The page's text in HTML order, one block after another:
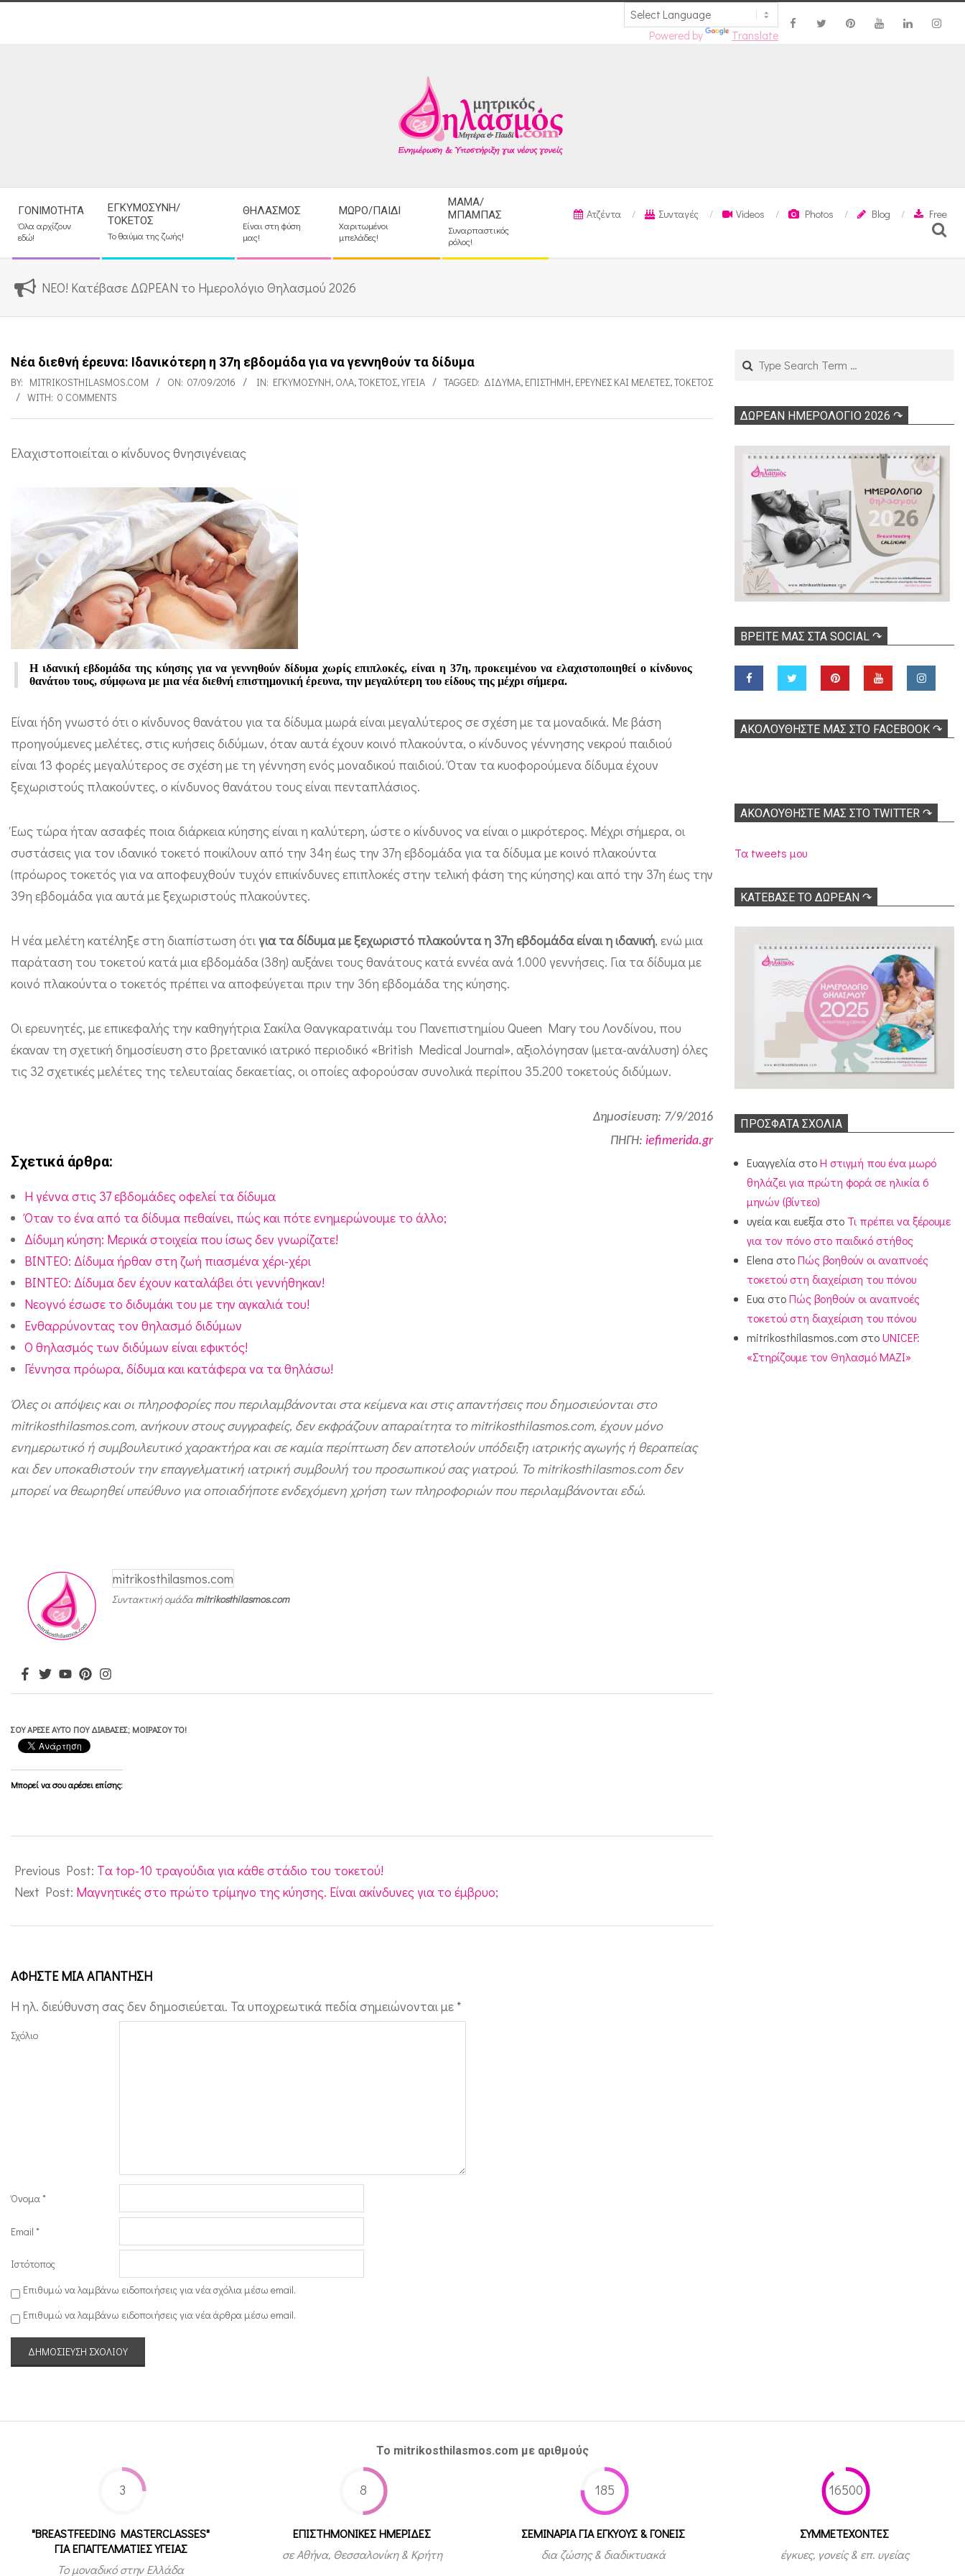
Powered by Translate
Navigation
Menu
ΓΟΝΙΜΌΤΗΤΑ
Όλα αρχίζουν
εδώ!
ΕΓΚΥΜΟΣΎΝΗ/
ΤΟΚΕΤΌΣ
Το θαύμα της ζωής!
ΘΗΛΑΣΜΌΣ
Είναι στη φύση
μας!
ΜΩΡΌ/ΠΑΙΔΊ
Χαριτωμένοι
μπελάδες!
ΜΑΜΆ/
ΜΠΑΜΠΆΣ
Συναρπαστικός
ρόλος!
Ατζέντα Συνταγές Videos Photos Blog
Free
Search
ΝΕΟ! Κατέβασε ΔΩΡΕΑΝ το Ημερολόγιο Θηλασμού 2026
Νέα διεθνή έρευνα: Ιδανικότερη η 37η εβδομάδα για να γεννηθούν τα δίδυμα
BY: MITRIKOSTHILASMOS.COM ON: 07/09/2016 IN: ΕΓΚΥΜΟΣΎΝΗ, ΌΛΑ,ΤΟΚΕΤΌΣ,ΥΓΕΊΑ TAGGED: ΔΊΔΥΜΑ, ΕΠΙΣΤΉΜΗ, ΕΡΕΥΝΕΣ ΚΑΙ ΜΕΛΈΤΕΣ,ΤΟΚΕΤΌΣ
WITH: 0 COMMENTS
δ
ι
ε
θ
ή
ε
υ
ν
α
Ι
δ
α
ι
ό
ε
ρ
η
η
μ
ά
δ
α
γ
α
ν
τ
δ
δ
Ελαχιστοποιείται ο κίνδυνος θνησιγένειας
Η ιδανική εβδομάδα της κύησης για να γεννηθούν δίδυμα χωρίς επιπλοκές, είναι η 37η, προκειμένου να ελαχιστοποιηθεί ο κίνδυνος
θανάτου τους, σύμφωνα με μια νέα διεθνή επιστημονική έρευνα, την μεγαλύτερη του είδους της μέχρι σήμερα.
Είναι ήδη γνωστό ότι ο κίνδυνος θανάτου για τα δίδυμα μωρά είναι μεγαλύτερος σε σχέση με τα μοναδικά. Με βάση
προηγούμενες μελέτες, στις κυήσεις διδύμων, όταν αυτά έχουν κοινό πλακούντα, ο κίνδυνος γέννησης νεκρού παιδιού
είναι 13 φορές μεγαλύτερος σε σχέση με τη γέννηση ενός μοναδικού παιδιού. Όταν τα κυοφορούμενα δίδυμα έχουν
ξεχωριστούς πλακούντες, ο κίνδυνος θανάτου τους είναι πενταπλάσιος.
Έως τώρα ήταν ασαφές ποια διάρκεια κύησης είναι η καλύτερη, ώστε ο κίνδυνος να είναι ο μικρότερος. Μέχρι σήμερα, οι
συστάσεις για τον ιδανικό τοκετό ποικίλουν από την 34η έως την 37η εβδομάδα για τα δίδυμα με κοινό πλακούντα
(πρόωρος τοκετός για να αποφευχθούν τυχόν επικίνδυνες επιπλοκές στην τελική φάση της κύησης) και από την 37η έως την
39η εβδομάδα για αυτά με ξεχωριστούς πλακούντες.
Η νέα μελέτη κατέληξε στη διαπίστωση ότιγια τα δίδυμα με ξεχωριστό πλακούντα η 37η εβδομάδα είναι η ιδανική, ενώ μια
παράταση του τοκετού κατά μια εβδομάδα (38η) αυξάνει τους θανάτους κατά εννέα ανά 1.000 γεννήσεις. Για τα δίδυμα με
κοινό πλακούντα ο τοκετός πρέπει να αποφεύγεται πριν την 36η εβδομάδα της κύησης.
Οι ερευνητές, με επικεφαλής την καθηγήτρια Σακίλα Θανγκαρατινάμ του Πανεπιστημίου Queen Mary του Λονδίνου, που
έκαναν τη σχετική δημοσίευση στο βρετανικό ιατρικό περιοδικό «British Medical Journal», αξιολόγησαν (μετα-ανάλυση) όλες
τις 32 σχετικές μελέτες της τελευταίας δεκαετίας, οι οποίες αφορούσαν συνολικά περίπου 35.200 τοκετούς διδύμων.
Δημοσίευση: 7/9/2016
ΠΗΓΗ: iefimerida.gr
Σχετικά άρθρα:
H γέννα στις 37 εβδομάδες οφελεί τα δίδυμα
Όταν το ένα από τα δίδυμα πεθαίνει, πώς και πότε ενημερώνουμε το άλλο;
Δίδυμη κύηση: Μερικά στοιχεία που ίσως δεν γνωρίζατε!
ΒΙΝΤΕΟ: Δίδυμα ήρθαν στη ζωή πιασμένα χέρι-χέρι
ΒΙΝΤΕΟ: Δίδυμα δεν έχουν καταλάβει ότι γεννήθηκαν!
Νεογνό έσωσε το διδυμάκι του με την αγκαλιά του!
Ενθαρρύνοντας τον θηλασμό διδύμων
Ο θηλασμός των διδύμων είναι εφικτός!
Γέννησα πρόωρα, δίδυμα και κατάφερα να τα θηλάσω!
Όλες οι απόψεις και οι πληροφορίες που περιλαμβάνονται στα κείμενα και στις απαντήσεις που δημοσιεύονται στο
mitrikosthilasmos.com, ανήκουν στους συγγραφείς, δεν εκφράζουν απαραίτητα το mitrikosthilasmos.com, έχουν μόνο
ενημερωτικό ή συμβουλευτικό χαρακτήρα και σε καμία περίπτωση δεν αποτελούν υπόδειξη ιατρικής αγωγής ή θεραπείας
και δεν υποκαθιστούν την επαγγελματική ιατρική συμβουλή του προσωπικού σας γιατρού. Το mitrikosthilasmos.com δεν
μπορεί να θεωρηθεί υπεύθυνο για οποιαδήποτε ενδεχόμενη χρήση των πληροφοριών που περιλαμβάνονται εδώ.
mitrikosthilasmos.com
Συντακτική ομάδαmitrikosthilasmos.com
ΣΟΥ ΆΡΕΣΕ ΑΥΤΌ ΠΟΥ ΔΙΆΒΑΣΕΣ; ΜΟΙΡΆΣΟΥ ΤΟ!
Μπορεί να σου αρέσει επίσης:
09-
07
Previous Post: Tα top-10 τραγούδια για κάθε στάδιο του τοκετού!
Next Post: Μαγνητικές στο πρώτο τρίμηνο της κύησης. Είναι ακίνδυνες για το έμβρυο;
ΑΦΉΣΤΕ ΜΙΑ ΑΠΆΝΤΗΣΗ
Η ηλ. διεύθυνση σας δεν δημοσιεύεται. Τα υποχρεωτικά πεδία σημειώνονται με *
Σχόλιο
Όνομα*
Email *
Ιστότοπος
Επιθυμώ να λαμβάνω ειδοποιήσεις για νέα σχόλια μέσω email.
Επιθυμώ να λαμβάνω ειδοποιήσεις για νέα άρθρα μέσω email.
Search
ΔΩΡΕΑΝ ΗΜΕΡΟΛΟΓΙΟ 2026 ↷
ΒΡΕΊΤΕ ΜΑΣ ΣΤΑ SOCIAL ↷
ΑΚΟΛOΥΘΉΣΤΕ ΜΑΣ ΣΤΟ FACEBOOK ↷
ΑΚΟΛΟΥΘΉΣΤΕ ΜΑΣ ΣΤΟ TWITTER ↷
Τα tweets μου
ΚΑΤΕΒΑΣΕ ΤΟ ΔΩΡΕΑΝ ↷
ΠΡΌΣΦΑΤΑ ΣΧΌΛΙΑ
Ευαγγελία στοΗ στιγμή που ένα μωρό
θηλάζει για πρώτη φορά σε ηλικία 6
μηνών (βίντεο)
υγεία και ευεξία στο Τι πρέπει να ξέρουμε
για τον πόνο στο παιδικό στήθος
Elena στοΠώς βοηθούν οι αναπνοές
τοκετού στη διαχείριση του πόνου
Ευα στοΠώς βοηθούν οι αναπνοές
τοκετού στη διαχείριση του πόνου
mitrikosthilasmos.com στοUNICEF:
«Στηρίζουμε τον Θηλασμό ΜΑΖΙ»
Το mitrikosthilasmos.com με αριθμούς
3
"BREASTFEEDING MASTERCLASSES"
ΓΙΑ ΕΠΑΓΓΕΛΜΑΤΙΕΣ ΥΓΕΙΑΣ
Το μοναδικό στην Ελλάδα
8
ΕΠΙΣΤΗΜΟΝΙΚΕΣ ΗΜΕΡΙΔΕΣ
σε Αθήνα, Θεσσαλονίκη & Κρήτη
185
ΣΕΜΙΝΑΡΙΑ ΓΙΑ ΕΓΚΥΟΥΣ & ΓΟΝΕΙΣ
δια ζώσης & διαδικτυακά
16500
ΣΥΜΜΕΤEΧΟΝΤΕΣ
έγκυες, γονείς & επ. υγείας